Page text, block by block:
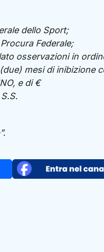
dello Sport;
Federale;
osservazioni in
mesi di inibizione
e di €